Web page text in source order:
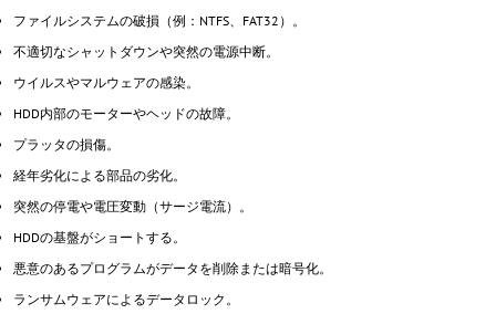
ファイルシステムの破損（例：NTFS、FAT32）。
不適切なシャットダウンや突然の電源中断。
ウイルスやマルウェアの感染。
HDD内部のモーターやヘッドの故障。
プラッタの損傷。
経年劣化による部品の劣化。
突然の停電や電圧変動（サージ電流）。
HDDの基盤がショートする。
悪意のあるプログラムがデータを削除または暗号化。
ランサムウェアによるデータロック。